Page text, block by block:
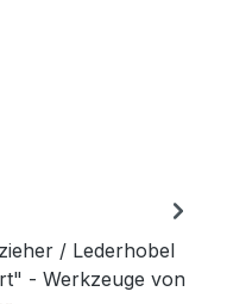
/ Lederhobel
- Werkzeuge von